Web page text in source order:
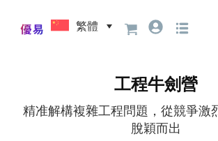
繁體
工程牛劍營
精准解構複雜工程問題，從競爭激
脫穎而出